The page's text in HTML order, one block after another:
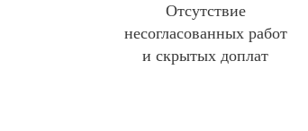
Отсутствие
несогласованных работ
и скрытых доплат